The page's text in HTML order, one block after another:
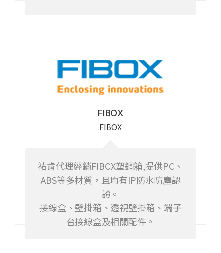
FIBOX
FIBOX
祐肯代理經銷FIBOX塑鋼箱,提供PC、
ABS等多材質，且均有IP防水防塵認
證。
接線盒、壁掛箱、透視壁掛箱、端子
台接線盒及相關配件。